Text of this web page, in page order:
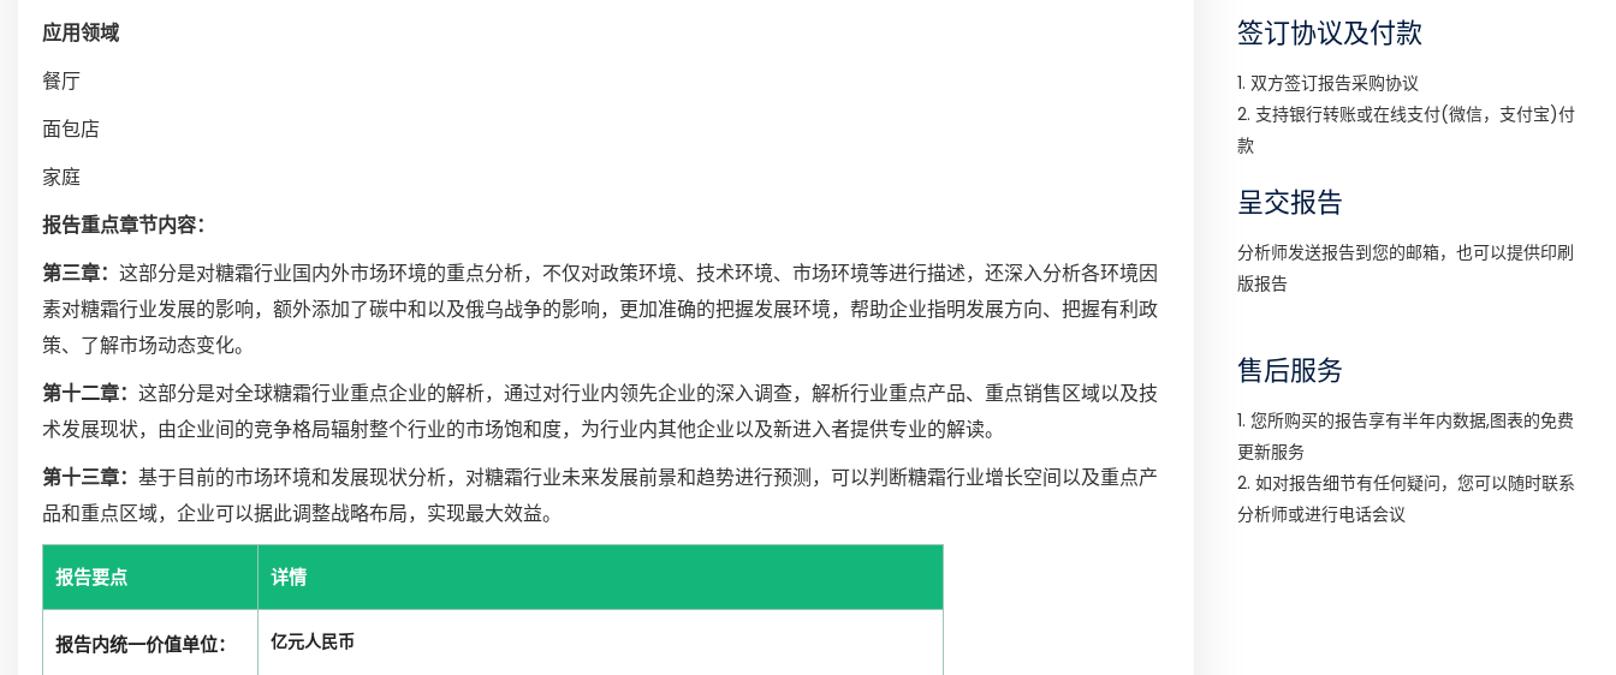
应用领域
餐厅
面包店
家庭
报告重点章节内容：
第三章： 这部分是对糖霜行业国内外市场环境的重点分析，不仅对政策环境、技术环境、市场环境等进行描述，还深入分析各环境因
素对糖霜行业发展的影响，额外添加了碳中和以及俄乌战争的影响，更加准确的把握发展环境，帮助企业指明发展方向、把握有利政
策、了解市场动态变化。
第十二章： 这部分是对全球糖霜行业重点企业的解析，通过对行业内领先企业的深入调查，解析行业重点产品、重点销售区域以及技
术发展现状，由企业间的竞争格局辐射整个行业的市场饱和度，为行业内其他企业以及新进入者提供专业的解读。
第十三章： 基于目前的市场环境和发展现状分析，对糖霜行业未来发展前景和趋势进行预测，可以判断糖霜行业增长空间以及重点产
品和重点区域，企业可以据此调整战略布局，实现最大效益。
报告要点 详情
报告内统一价值单位： 亿元人民币
签订协议及付款
1. 双方签订报告采购协议
2. 支持银行转账或在线支付(微信，支付宝)付
款
呈交报告
分析师发送报告到您的邮箱，也可以提供印刷
版报告
售后服务
1. 您所购买的报告享有半年内数据,图表的免费
更新服务
2. 如对报告细节有任何疑问，您可以随时联系
分析师或进行电话会议